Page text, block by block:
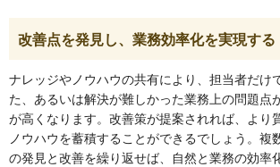
改善点を発見し、業務効率化を実現する
ナレッジやノウハウの共有により、担当者だけ
た、あるいは解決が難しかった業務上の問題点
が高くなります。改善策が提案されれば、より
ノウハウを蓄積することができるでしょう。複
の発見と改善を繰り返せば、自然と業務の効率